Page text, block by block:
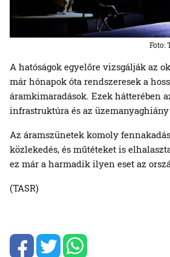
Foto:
A hatóságok egyelőre vizsgálják az okokat, de az országban
már hónapok óta rendszeresek a
áramkimaradások. Ezek hátterében
infrastruktúra és az
Az áramszünetek komoly
közlekedés, és műtéteket is
ez már a harmadik ilyen eset az
(TASR)